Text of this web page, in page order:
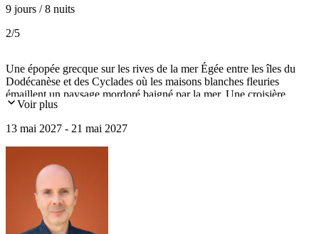
9 jours / 8 nuits
2/5
Une épopée grecque sur les rives de la mer Égée entre les îles du
Dodécanèse et des Cyclades où les maisons blanches fleuries
émaillent un paysage mordoré baigné par la mer. Une croisière
printanière à bord du yacht Panorama, à la découverte de Naxos,
d'Ephèse et le temple de Poséidon au Cap Sounion. Art de vivre et
"farniente" riment avec culture et traditions en mer Égée.
Voir plus
13 mai 2027 - 21 mai 2027